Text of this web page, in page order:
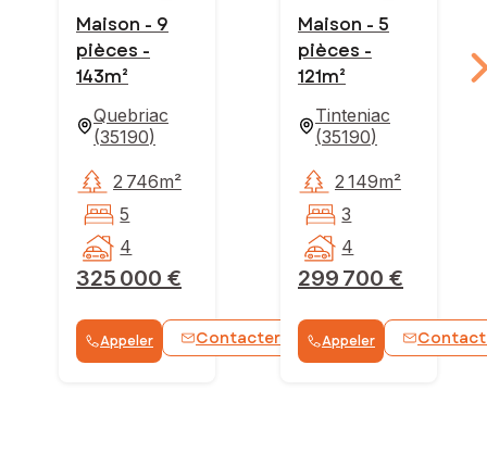
Maison - 9
pièces -
143m²
Quebriac
(35190)
325 000 €
2 746m²
5
4
Appeler Contacter WhatsApp
Maison - 5
pièces -
121m²
Tinteniac
(35190)
299 700 €
2 149m²
3
4
Appeler